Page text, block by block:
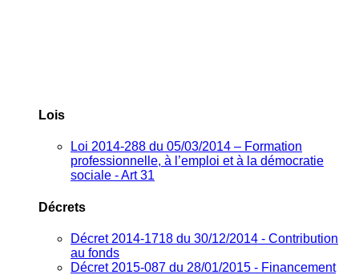
Lois
Loi 2014-288 du 05/03/2014 – Formation
professionnelle, à l’emploi et à la démocratie
sociale - Art 31
Décrets
Décret 2014-1718 du 30/12/2014 - Contribution
au fonds
Décret 2015-087 du 28/01/2015 - Financement